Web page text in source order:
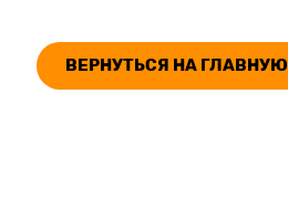
ВЕРНУТЬСЯ НА ГЛАВНУЮ